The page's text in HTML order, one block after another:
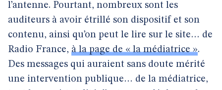
l’antenne. Pourtant, nombreux sont les
auditeurs à avoir étrillé son dispositif et son
contenu, ainsi qu’on peut le lire sur le site… de
Radio France, à la page de « la médiatrice ».
Des messages qui auraient sans doute mérité
une intervention publique… de la médiatrice,